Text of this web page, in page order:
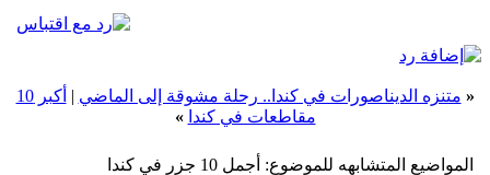
« متنزه الديناصورات في كندا.. رحلة مشوقة إلى الماضي |
أكبر 10
مقاطعات في كندا »
المواضيع المتشابهه للموضوع: أجمل 10 جزر في كندا